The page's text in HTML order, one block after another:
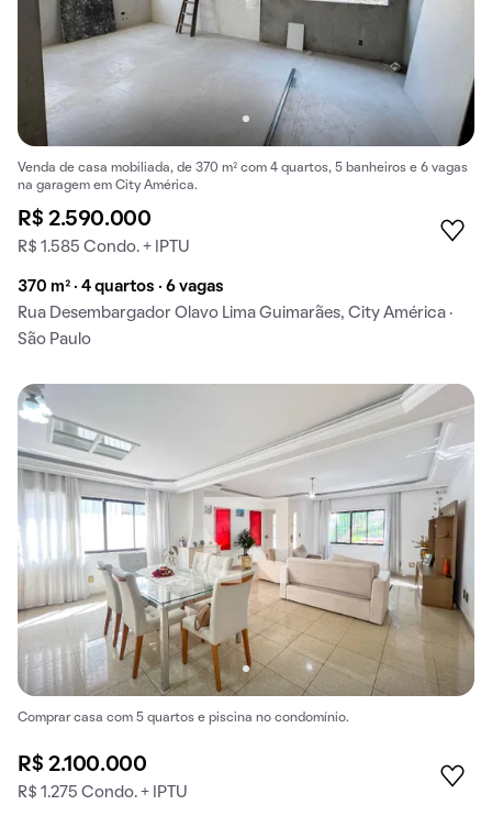
Venda de casa mobiliada, de 370 m² com 4 quartos, 5 banheiros e 6 vagas
na garagem em City América.
R$ 2.590.000
R$ 1.585 Condo. + IPTU
370 m² · 4 quartos · 6 vagas
Rua Desembargador Olavo Lima Guimarães, City América ·
São Paulo
Comprar casa com 5 quartos e piscina no condomínio.
R$ 2.100.000
R$ 1.275 Condo. + IPTU